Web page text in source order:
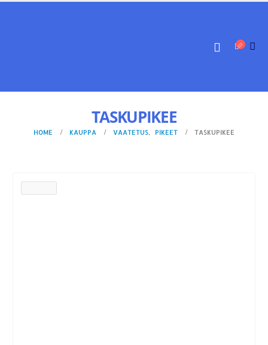
TASKUPIKEE
HOME KAUPPA VAATETUS, PIKEET TASKUPIKEE